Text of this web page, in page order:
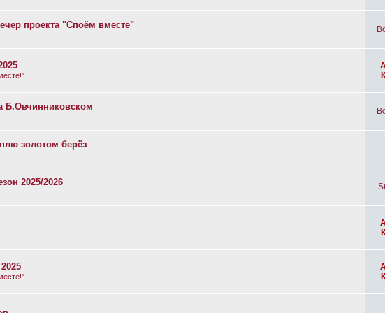
проекта "Споём вместе"
Б.Овчинниковском
золотом берёз
2025/2026